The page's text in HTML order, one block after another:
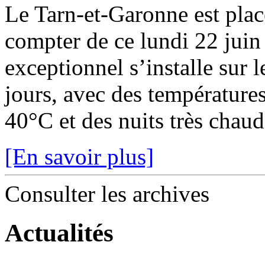
Le Tarn-et-Garonne est
compter de ce lundi 22
exceptionnel s’installe sur
jours, avec des
40°C et des nuits très
[En savoir plus]
Consulter les archives
Actualités